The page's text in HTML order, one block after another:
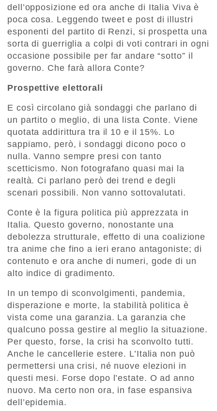
dell’opposizione ed ora anche di Italia Viva è
poca cosa. Leggendo tweet e post di illustri
esponenti del partito di Renzi, si prospetta una
sorta di guerriglia a colpi di voti contrari in ogni
occasione possibile per far andare “sotto” il
governo. Che farà allora Conte?
Prospettive elettorali
E così circolano già sondaggi che parlano di
un partito o meglio, di una lista Conte. Viene
quotata addirittura tra il 10 e il 15%. Lo
sappiamo, però, i sondaggi dicono poco o
nulla. Vanno sempre presi con tanto
scetticismo. Non fotografano quasi mai la
realtà. Ci parlano però dei trend e degli
scenari possibili. Non vanno sottovalutati.
Conte è la figura politica più apprezzata in
Italia. Questo governo, nonostante una
debolezza strutturale, effetto di una coalizione
tra anime che fino a ieri erano antagoniste; di
contenuto e ora anche di numeri, gode di un
alto indice di gradimento.
In un tempo di sconvolgimenti, pandemia,
disperazione e morte, la stabilità politica è
vista come una garanzia. La garanzia che
qualcuno possa gestire al meglio la situazione.
Per questo, forse, la crisi ha sconvolto tutti.
Anche le cancellerie estere. L’Italia non può
permettersi una crisi, né nuove elezioni in
questi mesi. Forse dopo l’estate. O ad anno
nuovo. Ma certo non ora, in fase espansiva
dell’epidemia.